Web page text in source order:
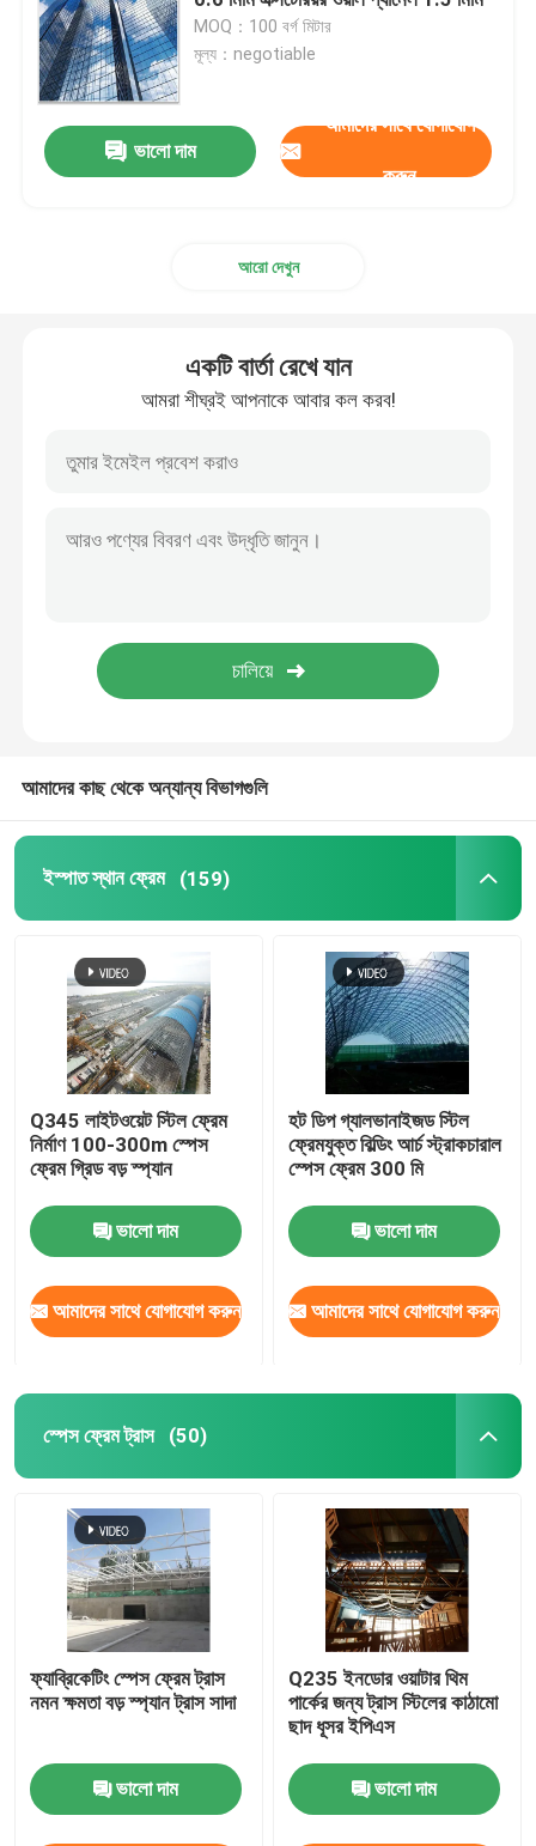
স্পেস ফ্রেম নোড
অ্যালুমিনিয়াম পর্দা প্রাচীর
ছাদের গম্বুজ স্কাইলাইট
গুদাম ছাদ গঠন
MOQ：100 বর্গ মিটার
মূল্য：negotiable
ভালো দাম
আমাদের সাথে যোগাযোগ
করুন
আরো দেখুন
একটি বার্তা রেখে যান
আমরা শীঘ্রই আপনাকে আবার কল করব!
আমাদের কাছ থেকে অন্যান্য বিভাগগুলি
ইস্পাত স্থান ফ্রেম (159)
Q345 লাইটওয়েট স্টিল ফ্রেম
নির্মাণ 100-300m স্পেস
ফ্রেম গ্রিড বড় স্প্যান
ভালো দাম
আমাদের সাথে যোগাযোগ করুন
হট ডিপ গ্যালভানাইজড স্টিল
ফ্রেমযুক্ত বিল্ডিং আর্চ স্ট্রাকচারাল
স্পেস ফ্রেম 300 মি
ভালো দাম
আমাদের সাথে যোগাযোগ করুন
স্পেস ফ্রেম ট্রাস (50)
ফ্যাব্রিকেটিং স্পেস ফ্রেম ট্রাস
নমন ক্ষমতা বড় স্প্যান ট্রাস সাদা
ভালো দাম
Q235 ইনডোর ওয়াটার থিম
পার্কের জন্য ট্রাস স্টিলের কাঠামো
ছাদ ধূসর ইপিএস
ভালো দাম